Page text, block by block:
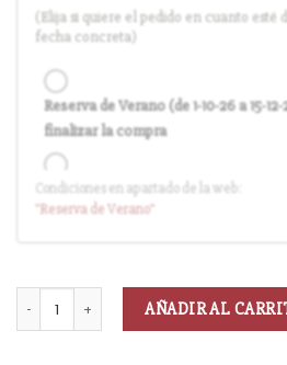
(Elija si quiere el pedido en cuanto esté
fecha concreta)
Reserva de Verano (de 1-10-26 a 15-
finalizar la compra
Entrega en cuanto el pedido esté
Condiciones en apartado de la web:
"Reservade Verano"
AÑADIR AL